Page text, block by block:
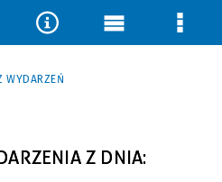
WYDARZEŃ
Z DNIA:
Narzędzia
Menu Menu